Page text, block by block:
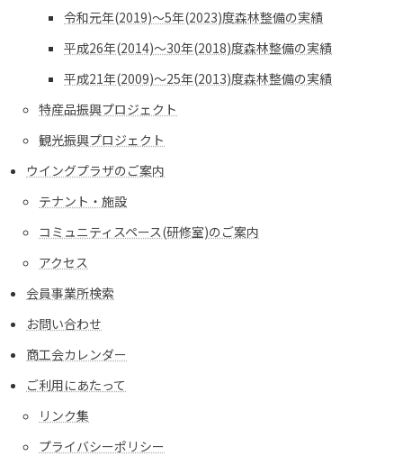
令和元年(2019)～5年(2023)度森林整備の実績
平成26年(2014)～30年(2018)度森林整備の実績
平成21年(2009)～25年(2013)度森林整備の実績
特産品振興プロジェクト
観光振興プロジェクト
ウイングプラザのご案内
テナント・施設
コミュニティスペース(研修室)のご案内
アクセス
会員事業所検索
お問い合わせ
商工会カレンダー
ご利用にあたって
リンク集
プライバシーポリシー